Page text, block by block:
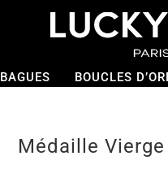
BAGUES BOUCLES
Médaille